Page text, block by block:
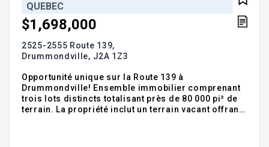
QUEBEC
$1,698,000
2525-2555 Route 139,
Drummondville, J2A 1Z3
Opportunité unique sur la Route 139 à
Drummondville! Ensemble immobilier comprenant
trois lots distincts totalisant près de 80 000 pi² de
terrain. La propriété inclut un terrain vacant offrant